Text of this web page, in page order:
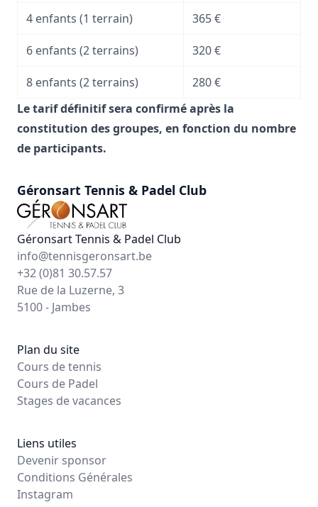
4 enfants (1 terrain) 365 €
6 enfants (2 terrains) 320 €
8 enfants (2 terrains)
280 €
Le tarif définitif sera confirmé après la
constitution des groupes, en fonction du nombre
de participants.
Géronsart Tennis & Padel Club
Géronsart Tennis & Padel Club
info@tennisgeronsart.be
+32 (0)81 30.57.57
Rue de la Luzerne, 3
5100 - Jambes
Plan du site
Cours de tennis
Cours de Padel
Stages de vacances
Liens utiles
Devenir sponsor
Conditions Générales
Instagram